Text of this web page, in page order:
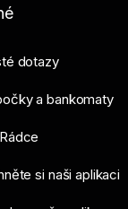
dotazy
a bankomaty
si naši aplikaci